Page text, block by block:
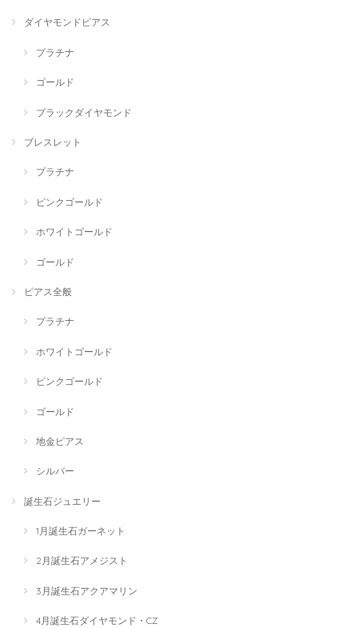
ダイヤモンドピアス
プラチナ
ゴールド
ブラックダイヤモンド
ブレスレット
プラチナ
ピンクゴールド
ホワイトゴールド
ゴールド
ピアス全般
プラチナ
ホワイトゴールド
ピンクゴールド
ゴールド
地金ピアス
シルバー
誕生石ジュエリー
1月誕生石ガーネット
2月誕生石アメジスト
3月誕生石アクアマリン
4月誕生石ダイヤモンド・CZ